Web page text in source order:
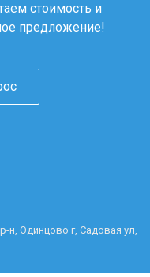
стоимость и
предложение!
н, Одинцово г, Садовая ул,